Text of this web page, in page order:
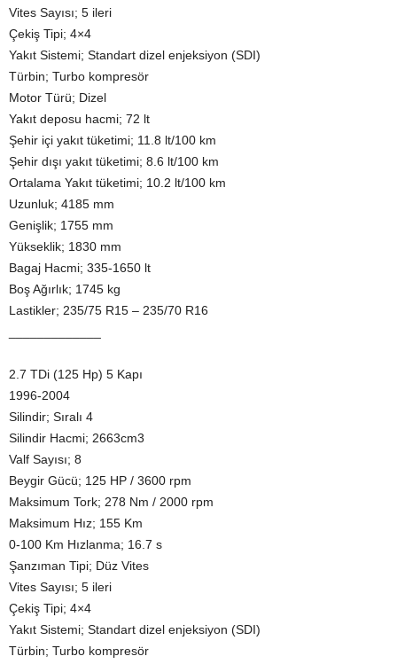
Vites Sayısı; 5 ileri
Çekiş Tipi; 4×4
Yakıt Sistemi; Standart dizel enjeksiyon (SDI)
Türbin; Turbo kompresör
Motor Türü; Dizel
Yakıt deposu hacmi; 72 lt
Şehir içi yakıt tüketimi; 11.8 lt/100 km
Şehir dışı yakıt tüketimi; 8.6 lt/100 km
Ortalama Yakıt tüketimi; 10.2 lt/100 km
Uzunluk; 4185 mm
Genişlik; 1755 mm
Yükseklik; 1830 mm
Bagaj Hacmi; 335-1650 lt
Boş Ağırlık; 1745 kg
Lastikler; 235/75 R15 – 235/70 R16
2.7 TDi (125 Hp) 5 Kapı
1996-2004
Silindir; Sıralı 4
Silindir Hacmi; 2663cm3
Valf Sayısı; 8
Beygir Gücü; 125 HP / 3600 rpm
Maksimum Tork; 278 Nm / 2000 rpm
Maksimum Hız; 155 Km
0-100 Km Hızlanma; 16.7 s
Şanzıman Tipi; Düz Vites
Vites Sayısı; 5 ileri
Çekiş Tipi; 4×4
Yakıt Sistemi; Standart dizel enjeksiyon (SDI)
Türbin; Turbo kompresör